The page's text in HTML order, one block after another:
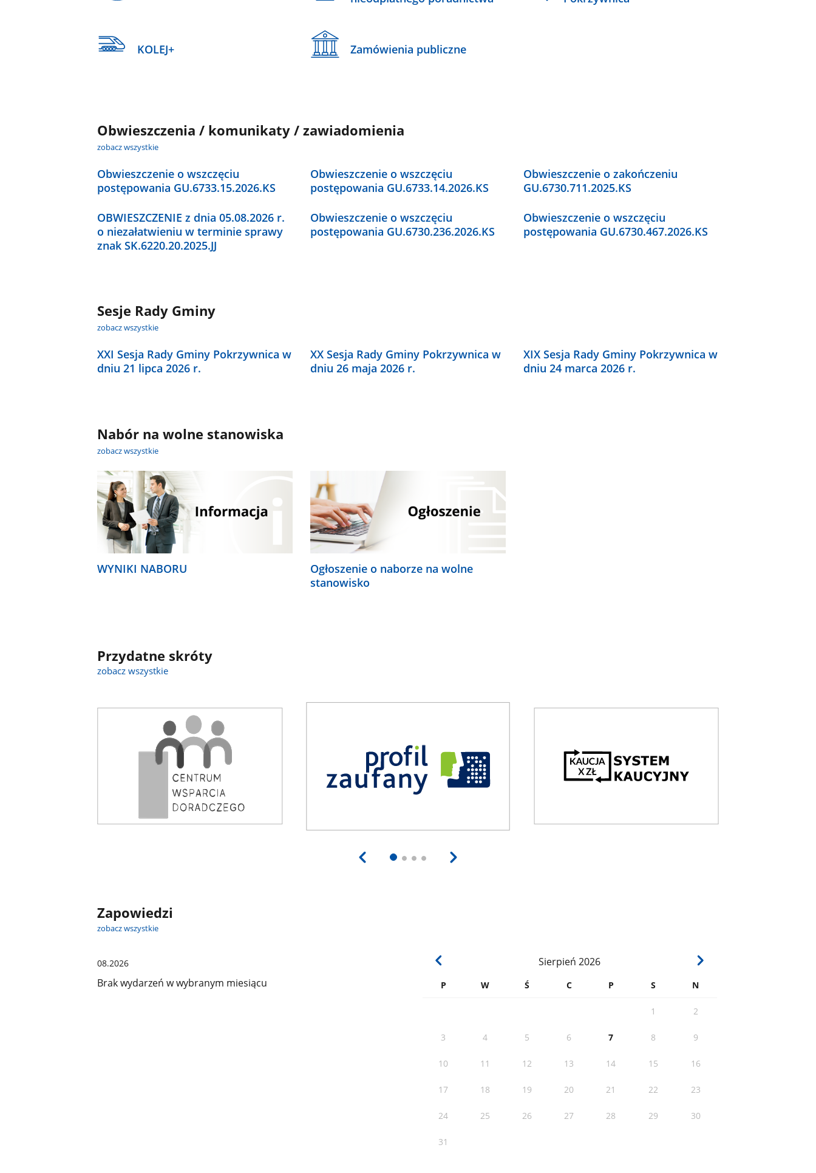
KOLEJ+ Zamówienia publiczne
Obwieszczenia / komunikaty / zawiadomienia
zobacz wszystkie
Obwieszczenie o wszczęciu
postępowania GU.6733.15.2026.KS
Obwieszczenie o wszczęciu
postępowania GU.6733.14.2026.KS
Obwieszczenie o zakończeniu
GU.6730.711.2025.KS
OBWIESZCZENIE z dnia 05.08.2026 r.
o niezałatwieniu w terminie sprawy
znak SK.6220.20.2025.JJ
Obwieszczenie o wszczęciu
postępowania GU.6730.236.2026.KS
Obwieszczenie o wszczęciu
postępowania GU.6730.467.2026.KS
Sesje Rady Gminy
zobacz wszystkie
XXI Sesja Rady Gminy Pokrzywnica w
dniu 21 lipca 2026 r.
XX Sesja Rady Gminy Pokrzywnica w
dniu 26 maja 2026 r.
XIX Sesja Rady Gminy Pokrzywnica w
dniu 24 marca 2026 r.
Nabór na wolne stanowiska
zobacz wszystkie
WYNIKI NABORU
Ogłoszenie o naborze na wolne
stanowisko
Przydatne skróty
zobacz wszystkie
Zapowiedzi
zobacz wszystkie
Sierpień 2026
P W Ś C P S N
1 2
3 4 5 6 7 8 9
10 11 12 13 14 15 16
17 18 19 20 21 22 23
24 25 26 27 28 29 30
31
08.2026
Brak wydarzeń w wybranym miesiącu